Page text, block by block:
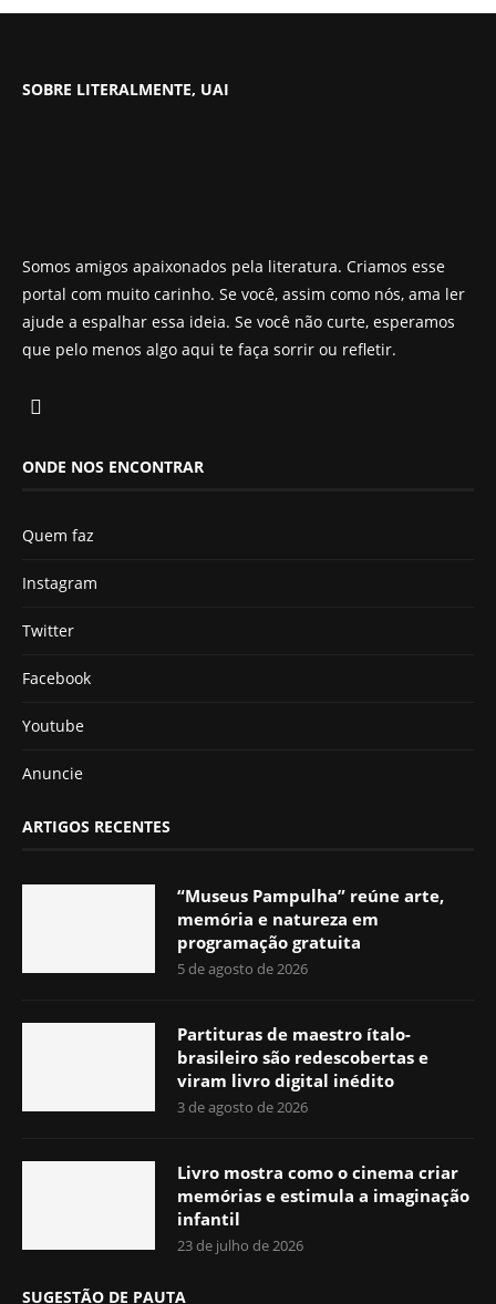
SOBRE LITERALMENTE, UAI
Somos amigos apaixonados pela literatura. Criamos esse
portal com muito carinho. Se você, assim como nós, ama ler
ajude a espalhar essa ideia. Se você não curte, esperamos
que pelo menos algo aqui te faça sorrir ou refletir.
ONDE NOS ENCONTRAR
Quem faz
Instagram
Twitter
Facebook
Youtube
Anuncie
ARTIGOS RECENTES
“Museus Pampulha” reúne arte,
memória e natureza em
programação gratuita
5 de agosto de 2026
Partituras de maestro ítalo-
brasileiro são redescobertas e
viram livro digital inédito
3 de agosto de 2026
Livro mostra como o cinema criar
memórias e estimula a imaginação
infantil
23 de julho de 2026
SUGESTÃO DE PAUTA